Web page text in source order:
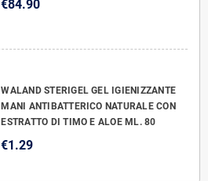
€84.90
WALAND STERIGEL GEL IGIENIZZANTE
MANI ANTIBATTERICO NATURALE CON
ESTRATTO DI TIMO E ALOE ML. 80
€1.29